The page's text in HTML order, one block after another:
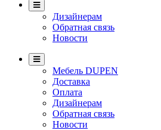
Дизайнерам
Обратная связь
Новости
Мебель DUPEN
Доставка
Оплата
Дизайнерам
Обратная связь
Новости